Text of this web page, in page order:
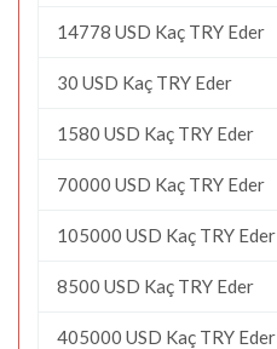
14778 USD Kaç TRY Eder
30 USD Kaç TRY Eder
1580 USD Kaç TRY Eder
70000 USD Kaç TRY Eder
105000 USD Kaç TRY Eder
8500 USD Kaç TRY Eder
405000 USD Kaç TRY Eder